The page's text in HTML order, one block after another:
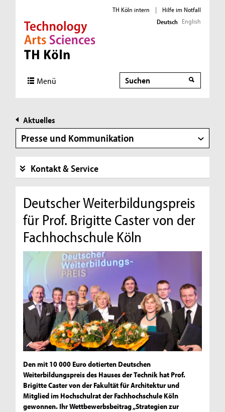
Direkt zur Hauptnavigation
Direkt zur Subnavigation
Direkt zum Inhalt
Direkt zum Fußbereich
TH Köln intern |
Hilfe im Notfall
Deutsch English
Menü Suche
Aktuelles
Presse und Kommunikation
Kontakt & Service
Deutscher Weiterbildungspreis
für Prof. Brigitte Caster von der
Fachhochschule Köln
Den mit 10 000 Euro dotierten Deutschen
Weiterbildungspreis des Hauses der Technik hat Prof.
Brigitte Caster von der Fakultät für Architektur und
Mitglied im Hochschulrat der Fachhochschule Köln
gewonnen. Ihr Wettbewerbsbeitrag „Strategien zur